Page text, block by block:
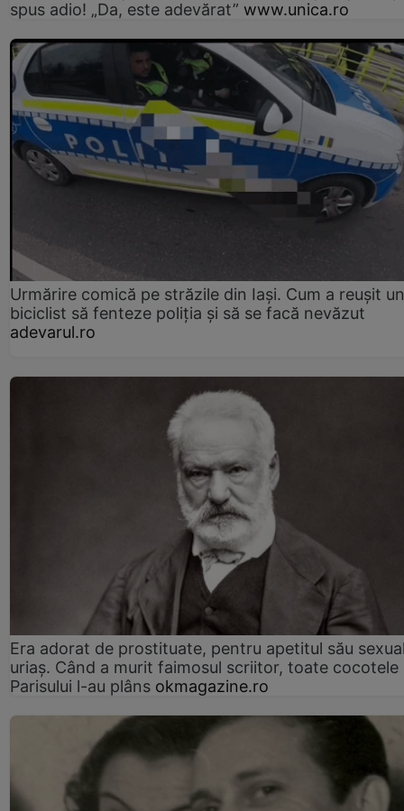
spus adio! „Da, este adevărat” www.unica.ro
Urmărire comică pe străzile din Iași. Cum a reușit un
biciclist să fenteze poliția și să se facă nevăzut
adevarul.ro
Era adorat de prostituate, pentru apetitul său
uriaș. Când a murit faimosul scriitor, toate cocotele
Parisului l-au plâns okmagazine.ro